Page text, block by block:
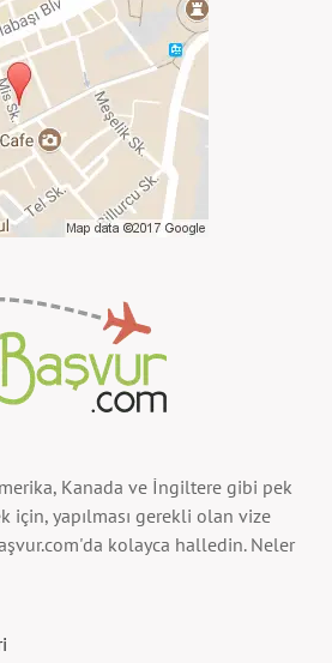
Kanada ve İngiltere gibi pek
için, yapılması gerekli olan vize
kolayca halledin. Neler